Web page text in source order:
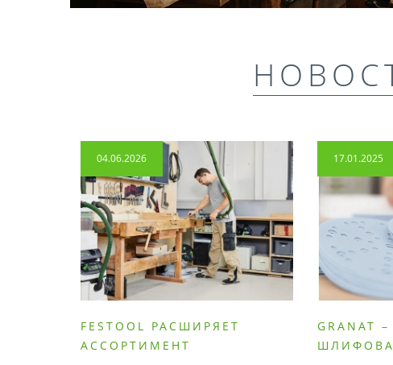
04.06.2026
FESTOOL РАСШИРЯЕТ
АССОРТИМЕНТ
17.01.2025
GRANAT